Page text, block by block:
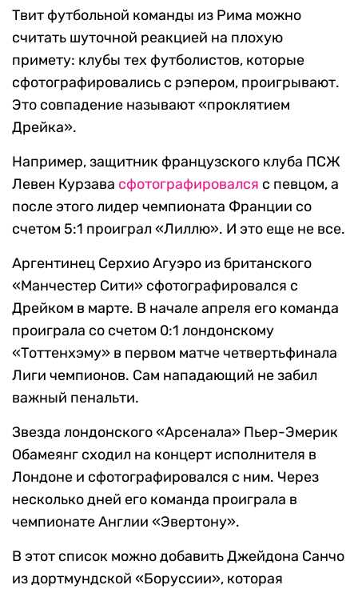
Твит футбольной команды из Рима можно
считать шуточной реакцией на плохую
примету: клубы тех футболистов, которые
сфотографировались с рэпером, проигрывают.
Это совпадение называют «проклятием
Дрейка».
Например, защитник французского клуба ПСЖ
Левен Курзава сфотографировался с певцом, а
после этого лидер чемпионата Франции со
счетом 5:1 проиграл «Лиллю». И это еще не все.
Аргентинец Серхио Агуэро из британского
«Манчестер Сити» сфотографировался с
Дрейком в марте. В начале апреля его команда
проиграла со счетом 0:1 лондонскому
«Тоттенхэму» в первом матче четвертьфинала
Лиги чемпионов. Сам нападающий не забил
важный пенальти.
Звезда лондонского «Арсенала» Пьер-Эмерик
Обамеянг сходил на концерт исполнителя в
Лондоне и сфотографировался с ним. Через
несколько дней его команда проиграла в
чемпионате Англии «Эвертону».
В этот список можно добавить Джейдона Санчо
из дортмундской «Боруссии», которая